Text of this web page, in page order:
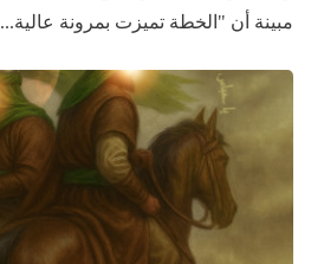
مبينة أن "الخطة تميزت بمرونة عالية...